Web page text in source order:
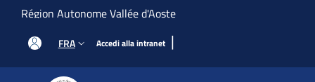
Salta al contenuto principale
Région Autonome Vallée d'Aoste
FRA Accedi alla intranet |